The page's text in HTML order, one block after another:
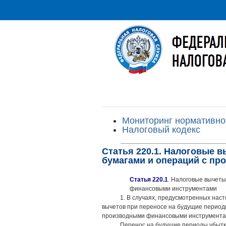
Мониторинг
Налоговый кодекс
Статья 220.1. Налоговые
бумагами и операций с
Статья 220.1. Налоговые
финансовыми инструментами
1. В случаях, предусмотренных
вычетов при переносе на будущие
производными финансовыми